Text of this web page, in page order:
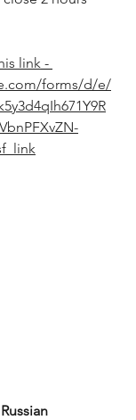
link -
forms/d/e/